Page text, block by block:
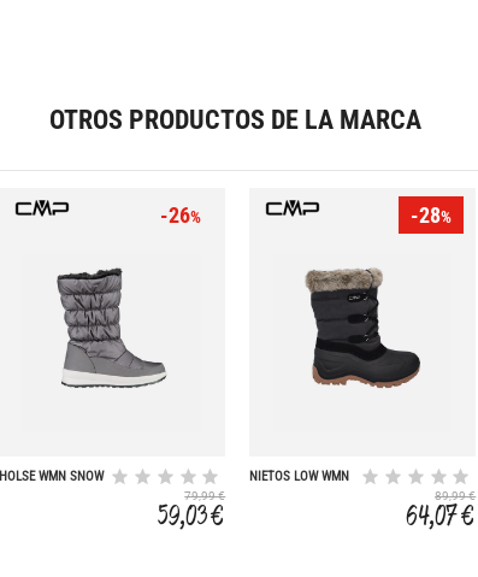
OTROS PRODUCTOS DE LA MARCA
-26%
HOLSE WMN SNOW
79,99 €
59,03 €
-28%
NIETOS LOW WMN
89,99 €
64,07 €